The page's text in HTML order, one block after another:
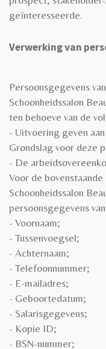
geïnteresseerde.
Verwerking van
Persoonsgegevens
Schoonheidssalon
ten behoeve van de
- Uitvoering geven
Grondslag voor deze
- De
Voor de
Schoonheidssalon
persoonsgegevens
- Voornaam;
- Tussenvoegsel;
- Achternaam;
- Telefoonnummer;
- E-mailadres;
- Geboortedatum;
- Salarisgegevens;
- Kopie ID;
- BSN-nummer;